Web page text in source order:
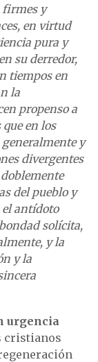
firmes y
en virtud
pura y
su derredor,
tiempos en
la
propenso a
en los
y
divergentes
del pueblo y
el antídoto
solícita,
y la
y la
urgencia
cristianos